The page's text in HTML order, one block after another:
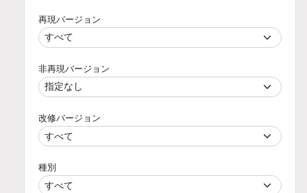
再現バージョン
非再現バージョン
改修バージョン
種別